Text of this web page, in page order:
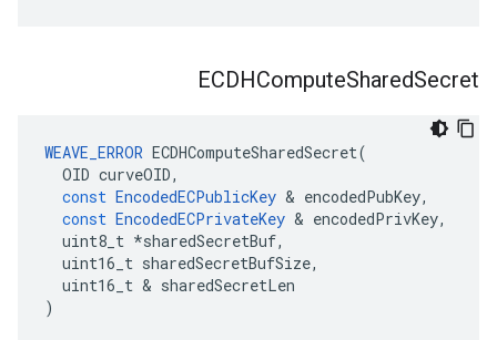
ECDHComputeSharedSecret
WEAVE_ERROR ECDHComputeSharedSecret(
OID curveOID,
const EncodedECPublicKey & encodedPubKey,
const EncodedECPrivateKey & encodedPrivKey,
uint8_t *sharedSecretBuf,
uint16_t sharedSecretBufSize,
uint16_t & sharedSecretLen
)